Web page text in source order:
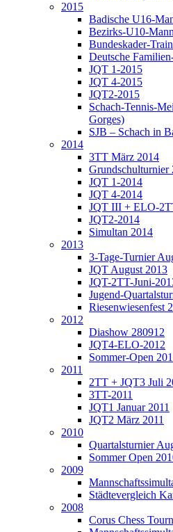
2015
Badische U16-
Bezirks-U10-
Bundeskader-
Deutsche
JQT 1-2015
JQT 4-2015
JQT2-2015
Schach-Tennis-
Gorges)
SJB – Schach in
2014
3TT März 2014
Grundschulturnier
JQT 1-2014
JQT 4-2014
JQT III + ELO-
JQT2-2014
Simultan 2014
2013
3-Tage-Turnier
JQT August 2013
JQT-2TT-Juni-
Jugend-
Riesenwiesenfest
2012
Diashow 280912
JQT4-ELO-2012
Sommer-Open
2011
2TT + JQT3 Juli
3TT-2011
JQT1 Januar 2011
JQT2 März 2011
2010
Quartalsturnier
Sommer Open
2009
Städtevergleich
2008
Corus Chess